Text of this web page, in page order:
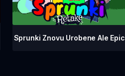
Sprunki Znovu Urobene Ale Epic